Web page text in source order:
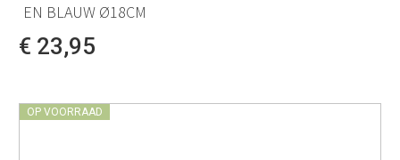
EN BLAUW Ø18CM
€ 23,95
OP VOORRAAD